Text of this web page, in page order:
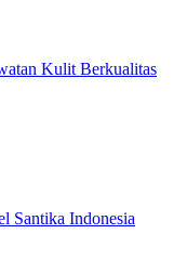
Kulit Berkualitas
Santika Indonesia